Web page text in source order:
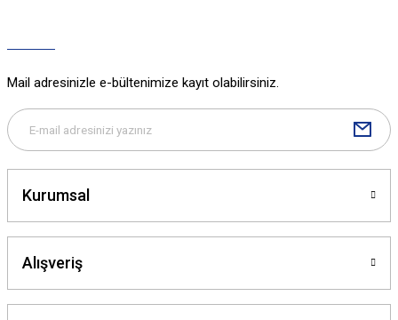
Gönder
Mail adresinizle e-bültenimize kayıt olabilirsiniz.
Kurumsal
Alışveriş